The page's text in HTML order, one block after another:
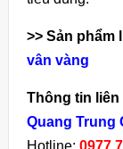
>> Sản phẩm
vân vàng
Thông tin liên
Quang Trung